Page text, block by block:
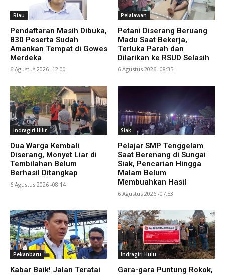
Riau
Pendaftaran Masih Dibuka,
830 Peserta Sudah
Amankan Tempat di Gowes
Merdeka
6 Agustus 2026 -12:00
Pelalawan
Petani Diserang Beruang
Madu Saat Bekerja,
Terluka Parah dan
Dilarikan ke RSUD Selasih
6 Agustus 2026 -08:35
Indragiri Hilir
Dua Warga Kembali
Diserang, Monyet Liar di
Tembilahan Belum
Berhasil Ditangkap
6 Agustus 2026 -08:14
Siak
Pelajar SMP Tenggelam
Saat Berenang di Sungai
Siak, Pencarian Hingga
Malam Belum
Membuahkan Hasil
6 Agustus 2026 -07:53
Pekanbaru
Kabar Baik! Jalan Teratai
Indragiri Hulu
Gara-gara Puntung Rokok,